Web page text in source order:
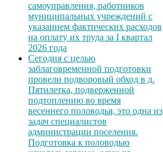
самоуправления, работников
муниципальных учреждений с
указанием фактических расходов
на оплату их труда за I квартал
2026 года
Сегодня с целью
заблаговременной подготовки
провели подворовый обход в д.
Пятилетка, подверженной
подтоплению во время
весеннего половодья, это одна из
задач специалистов
администрации поселения.
Подготовка к половодью